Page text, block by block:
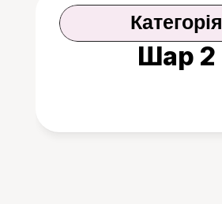
Категорія
Шар 2